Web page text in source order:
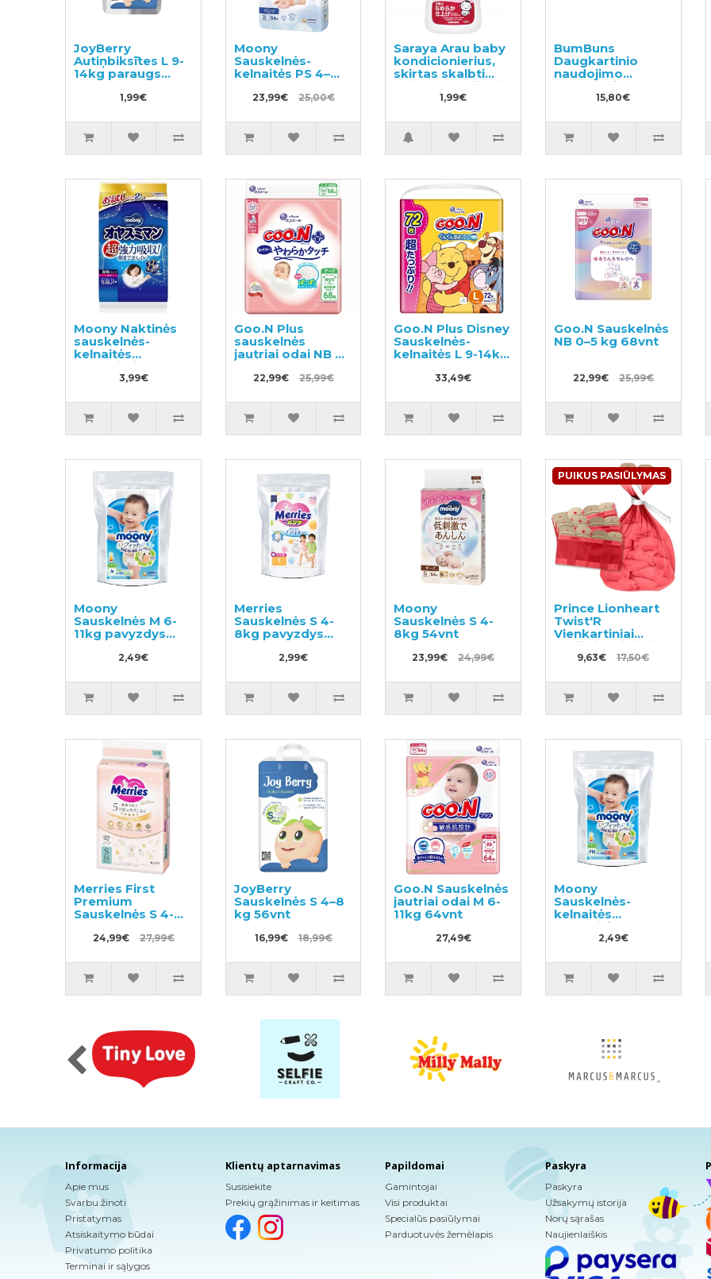
JoyBerry
Autiņbiksītes L 9-
14kg paraugs
1,99€
Moony
Sauskelnės-
kelnaitės PS 4–
23,99€ 25,00€
Saraya Arau baby
kondicionierius,
skirtas skalbti
vaikų drabužius ir
kitus skalbinius,
1,99€
BumBuns
Daugkartinio
naudojimo
sauskelnės
plaukimui ir
S 8-11kg
15,80€
Moony Naktinės
sauskelnės-
kelnaitės
mergaitei XL 13-
28kg 2vnt
3,99€
Goo.N Plus
sauskelnės
jautriai odai NB 0–
22,99€ 25,99€
Goo.N Plus Disney
Sauskelnės-
kelnaitės L 9-14kg
33,49€
Goo.N Sauskelnės
NB 0–5 kg 68vnt
22,99€ 25,99€
Moony
Sauskelnės M 6-
11kg pavyzdys
2,49€
Merries
Sauskelnės S 4-
8kg pavyzdys
2,99€
Moony
Sauskelnės S 4-
8kg 54vnt
23,99€ 24,99€
PUIKUS PASIŪLYMAS
Prince Lionheart
Twist'R
Vienkartiniai
maišeliai kibirui
9,63€ 17,50€
Merries First
Premium
Sauskelnės S 4-
24,99€ 27,99€
JoyBerry
Sauskelnės S 4–8
kg 56vnt
16,99€ 18,99€
Goo.N Sauskelnės
jautriai odai M 6-
11kg 64vnt
27,49€
Moony
Sauskelnės-
kelnaitės
mergaitėms PBL
12-22kg pavyzdys
2,49€
Informacija
Apie mus
Svarbu žinoti
Pristatymas
Atsiskaitymo būdai
Privatumo politika
Terminai ir sąlygos
Klientų aptarnavimas
Susisiekite
Prekių grąžinimas ir keitimas
Papildomai
Gamintojai
Visi produktai
Specialūs pasiūlymai
Parduotuvės žemėlapis
Paskyra
Paskyra
Užsakymų istorija
Norų sąrašas
Naujienlaiškis